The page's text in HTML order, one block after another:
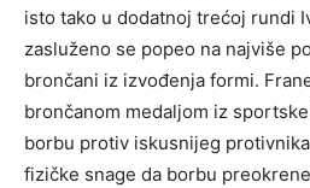
isto tako u dodatnoj trećoj rundi
zasluženo se popeo na najviše
brončani iz izvođenja formi.
brončanom medaljom iz
borbu protiv iskusnijeg
fizičke snage da borbu